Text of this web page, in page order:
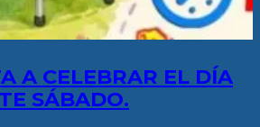
A CELEBRAR EL DÍA
SÁBADO.